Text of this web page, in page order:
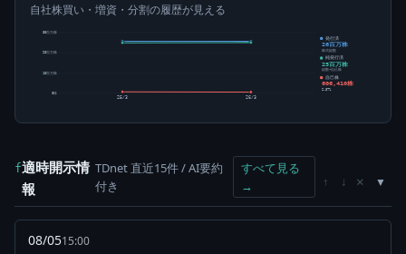
自社株買い・増資・分割の履歴が見える
0株
10百万株
20百万株
30百万株
25/3 26/3
発行済
26百万株
株式総数
純発行済
25百万株
総数-自己株
自己株
606,410株
2.37%
f適時開示情
報
TDnet 直近15件 / AI要約
付き
すべて見る
→
↑ ↓ ×
08/0515:00